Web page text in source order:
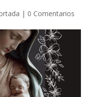
| 0 Comentarios